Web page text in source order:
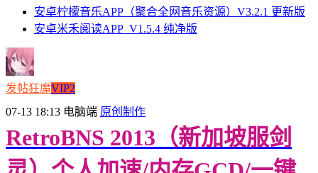
安卓柠檬音乐APP（聚合全网音乐资源）V3.2.1 更新版
安卓米禾阅读APP_V1.5.4 纯净版
发帖狂魔VIP2
07-13 18:13 电脑端 原创制作
RetroBNS 2013（新加坡服剑